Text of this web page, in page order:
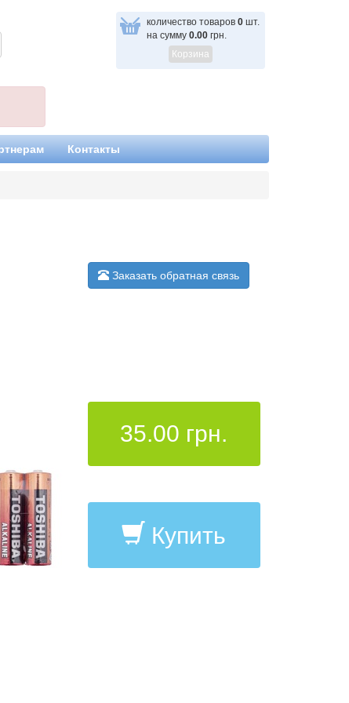
количество товаров0 шт.
на сумму0.00 грн.
Корзина
Контакты
35.00 грн.
Купить
Заказать обратная связь